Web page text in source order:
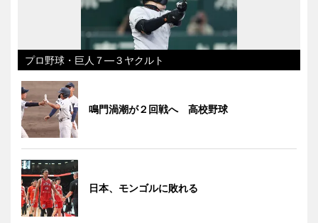
プロ野球・巨人７―３ヤクルト
鳴門渦潮が２回戦へ 高校野球
日本、モンゴルに敗れる